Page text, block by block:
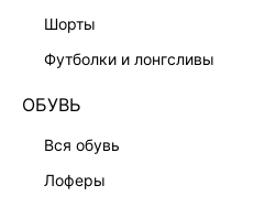
шорты
футболки и лонгсливы
ОБУВЬ
вся обувь
лоферы
КЛИЕНТАМ
ЛИЧНЫЙ КАБИНЕТ